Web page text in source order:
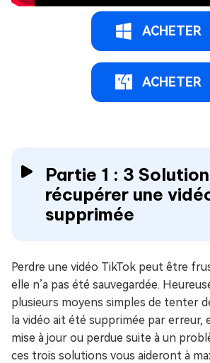
ACHETER
ACHETER
Partie 1 : 3
récupérer une
supprimée
Perdre une vidéo TikTok peut être
elle n’a pas été sauvegardée.
plusieurs moyens simples de tenter
la vidéo ait été supprimée par erreur,
mise à jour ou perdue suite à un
ces trois solutions vous aideront à